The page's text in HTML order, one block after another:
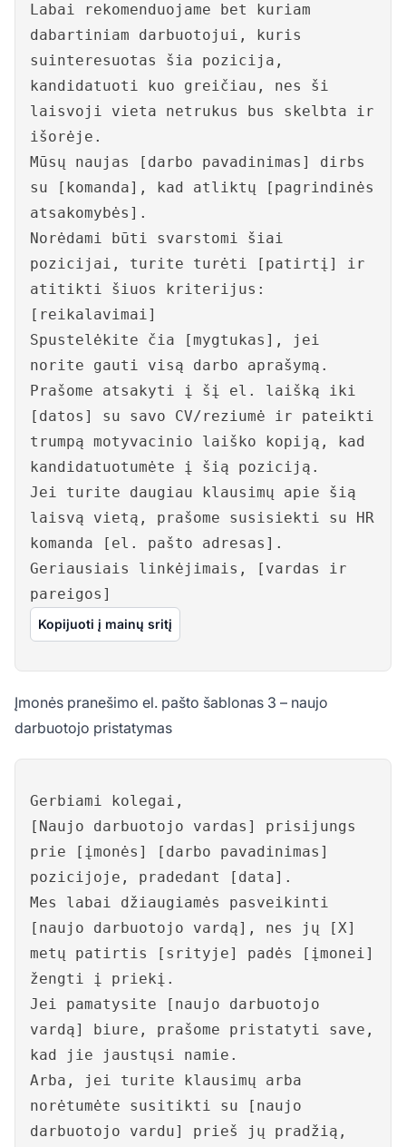
Labai rekomenduojame bet kuriam
dabartiniam darbuotojui, kuris
suinteresuotas šia pozicija,
kandidatuoti kuo greičiau, nes ši
laisvoji vieta netrukus bus skelbta ir
išorėje.
Mūsų naujas [darbo pavadinimas] dirbs
su [komanda], kad atliktų [pagrindinės
atsakomybės].
Norėdami būti svarstomi šiai
pozicijai, turite turėti [patirtį] ir
atitikti šiuos kriterijus:
[reikalavimai]
Spustelėkite čia [mygtukas], jei
norite gauti visą darbo aprašymą.
Prašome atsakyti į šį el. laišką iki
[datos] su savo CV/reziumė ir pateikti
trumpą motyvacinio laiško kopiją, kad
kandidatuotumėte į šią poziciją.
Jei turite daugiau klausimų apie šią
laisvą vietą, prašome susisiekti su HR
komanda [el. pašto adresas].
Geriausiais linkėjimais, [vardas ir
pareigos]
Kopijuoti į mainų sritį
Įmonės pranešimo el. pašto šablonas 3 – naujo
darbuotojo pristatymas
Gerbiami kolegai,
[Naujo darbuotojo vardas] prisijungs
prie [įmonės] [darbo pavadinimas]
pozicijoje, pradedant [data].
Mes labai džiaugiamės pasveikinti
[naujo darbuotojo vardą], nes jų [X]
metų patirtis [srityje] padės [įmonei]
žengti į priekį.
Jei pamatysite [naujo darbuotojo
vardą] biure, prašome pristatyti save,
kad jie jaustųsi namie.
Arba, jei turite klausimų arba
norėtumėte susitikti su [naujo
darbuotojo vardu] prieš jų pradžią,